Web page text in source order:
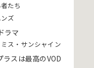
たち
ズ
ラマ
ス・サンシャイン
ラスは最高のVOD